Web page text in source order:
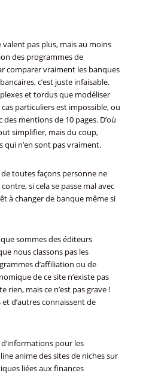
pas plus, mais au moins
des programmes de
comparer vraiment les banques
c’est juste infaisable.
et tordus que modéliser
particuliers est impossible, ou
mentions de 10 pages. D’où
simplifier, mais du coup,
n’en sont pas vraiment.
toutes façons personne ne
si cela se passe mal avec
à changer de banque même si
sommes des éditeurs
nous classons pas les
d’affiliation ou de
de ce site n’existe pas
rien, mais ce n’est pas grave !
d’autres connaissent de
pour les
anime des sites de niches sur
liées aux finances